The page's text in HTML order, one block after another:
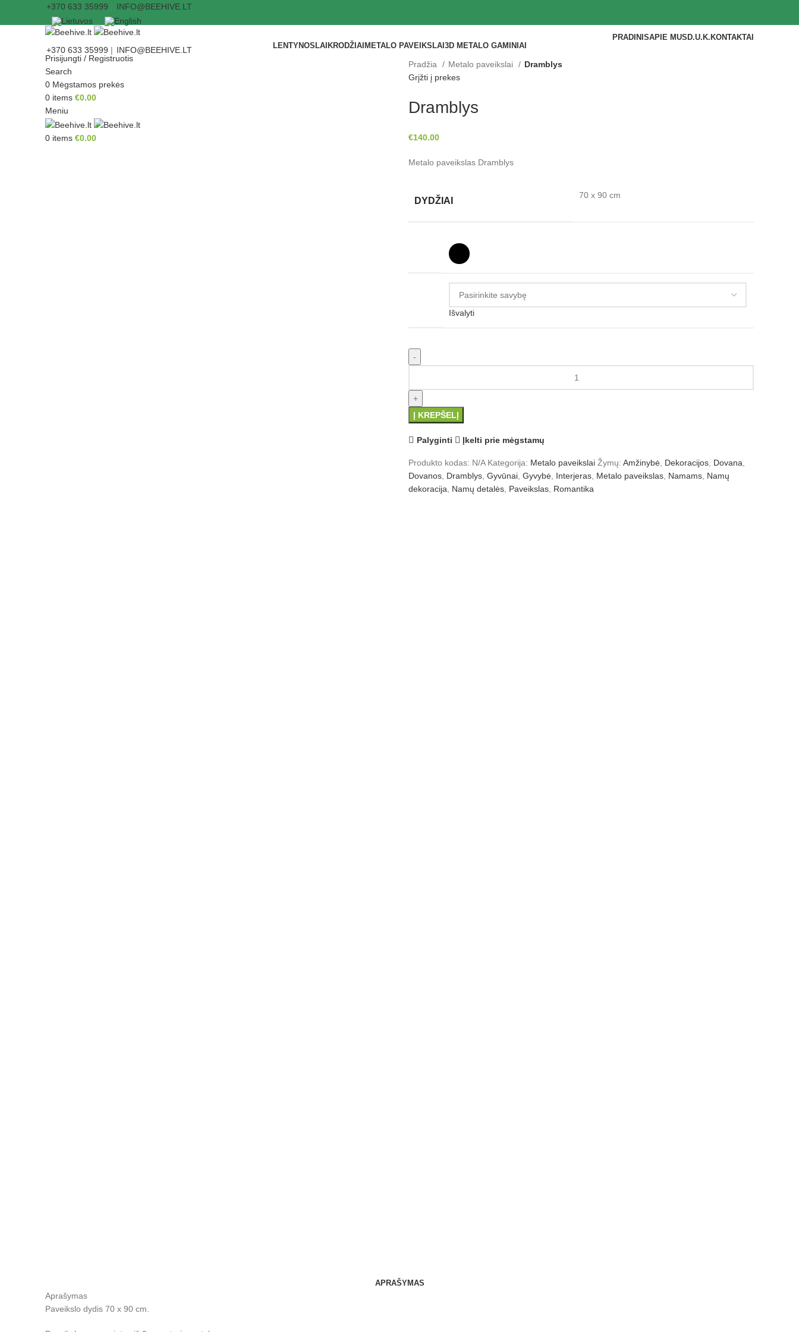
+370 633 35999 | INFO@BEEHIVE.LT
PRADINISAPIE MUS D.U.K. KONTAKTAI
+370 633 35999 | INFO@BEEHIVE.LT LENTYNOS LAIKRODŽIAI METALO PAVEIKSLAI 3D METALO GAMINIAI
Prisijungti / Registruotis
Search
0 Mėgstamos prekės
0 items €0.00
Meniu
0 items €0.00
Pradžia Metalo paveikslai
Dramblys
Grįžti į prekes
Dramblys
€140.00
Metalo paveikslas Dramblys
DYDŽIAI
70 x 90 cm
Išvalyti
Į KREPŠELĮ
Palyginti Įkelti prie mėgstamų
Produkto kodas: N/A Kategorija: Metalo paveikslai Žymų: Amžinybė Dekoracijos Dovana
Dovanos Dramblys Gyvūnai Gyvybė Interjeras Metalo paveikslas Namams Namų
dekoracija
Namų detalės Paveikslas Romantika
APRAŠYMAS
Aprašymas
Paveikslo dydis 70 x 90 cm.